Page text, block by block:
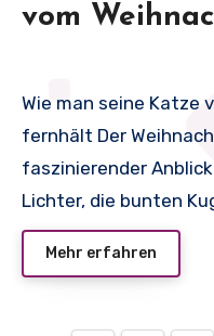
vom
Wie man seine Katze vom Weihnachtsbaum
fernhält Der
faszinierender
Lichter, die bunten
Mehr erfahren